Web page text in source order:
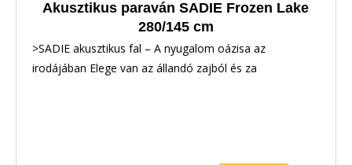
Akusztikus paraván SADIE Frozen Lake
280/145 cm
>SADIE akusztikus fal – A nyugalom oázisa az
irodájában Elege van az állandó zajból és za